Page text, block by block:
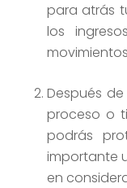
para atrás
los
Después
proceso o
podrás
importante
en